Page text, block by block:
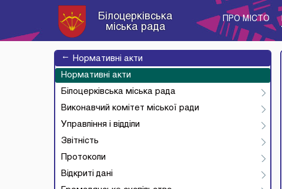
Білоцерківська
міська рада
ПРО МІСТО
→
Нормативні акти
Нормативні акти
Білоцерківська міська рада
Виконавчий комітет міської ради
Управління і відділи
Звітність
Протоколи
Відкриті дані